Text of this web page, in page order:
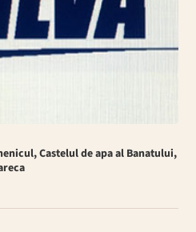
Castelul de apa al Banatului,